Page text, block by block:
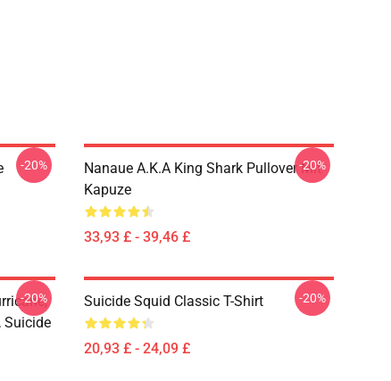
-20%
Nanaue A.K.A King Shark Pullover Mit
Kapuze
33,93 £ - 39,46 £
-20%
Suicide
-20% Suicide Squid Classic T-Shirt
20,93 £ - 24,09 £
-20%